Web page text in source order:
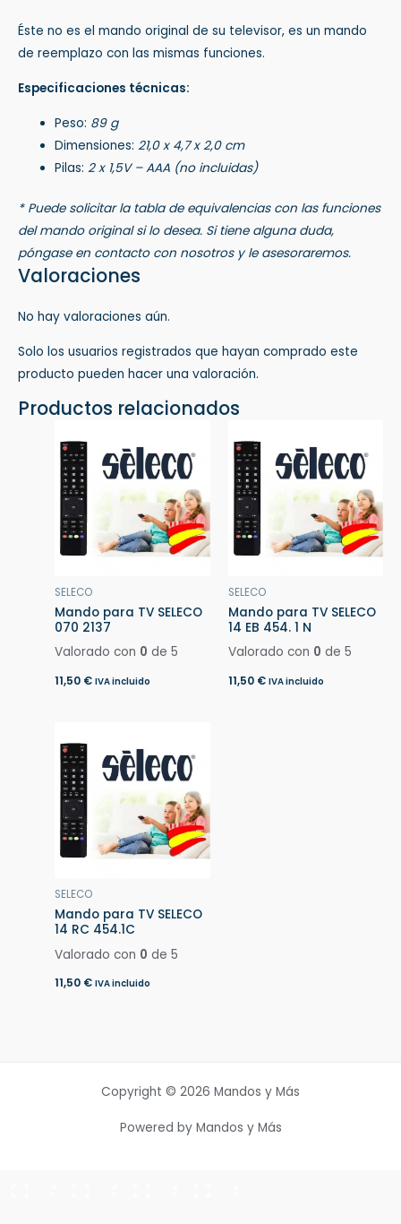
Éste no es el mando original de su televisor, es un mando
de reemplazo con las mismas funciones.
Especificaciones técnicas:
Peso: 89 g
Dimensiones:21,0 x 4,7 x 2,0 cm
Pilas:2 x 1,5V – AAA (no incluidas)
* Puede solicitar la tabla de equivalencias con las funciones
del mando original si lo desea. Si tiene alguna duda,
póngase en contacto con nosotros y le asesoraremos.
Valoraciones
No hay valoraciones aún.
Solo los usuarios registrados que hayan comprado este
producto pueden hacer una valoración.
Productos relacionados
SELECO
Mando para TV SELECO
070 2137
Valorado con 0 de 5
11,50 € IVA incluido
SELECO
Mando para TV SELECO
14 EB 454. 1 N
Valorado con 0 de 5
11,50 € IVA incluido
SELECO
Mando para TV SELECO
14 RC 454.1C
Valorado con 0 de 5
11,50 € IVA incluido
Copyright © 2026 Mandos y Más
Powered by Mandos y Más